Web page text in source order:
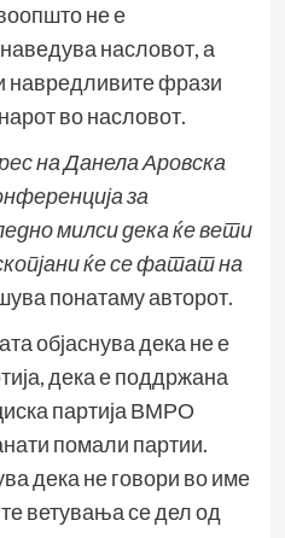
не е
насловот, а
навредливите фрази
во насловот.
на Данела Аровска
за
милси дека ќе вети
ќе се фатат на
понатаму авторот.
објаснува дека не е
дека е поддржана
партија ВМРО
помали партии.
дека не говори во име
ветувања се дел од